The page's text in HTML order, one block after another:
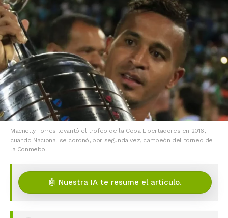
Macnelly Torres levantó el trofeo de la Copa Libertadores en 2016,
cuando Nacional se coronó, por segunda vez, campeón del torneo de
la Conmebol
🤖 Nuestra IA te resume el artículo.